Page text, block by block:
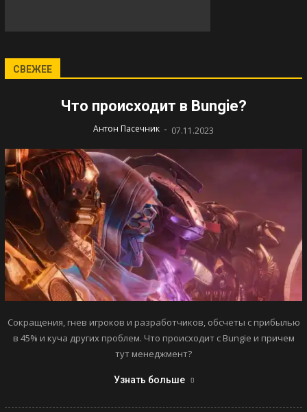
СВЕЖЕЕ
Что происходит в Bungie?
Антон Пасечник - 07.11.2023
Сокращения, гнев игроков и разработчиков, обсчеты с прибылью
в 45% и куча других проблем. Что происходит с Bungie и причем
тут менеджмент?
Узнать больше